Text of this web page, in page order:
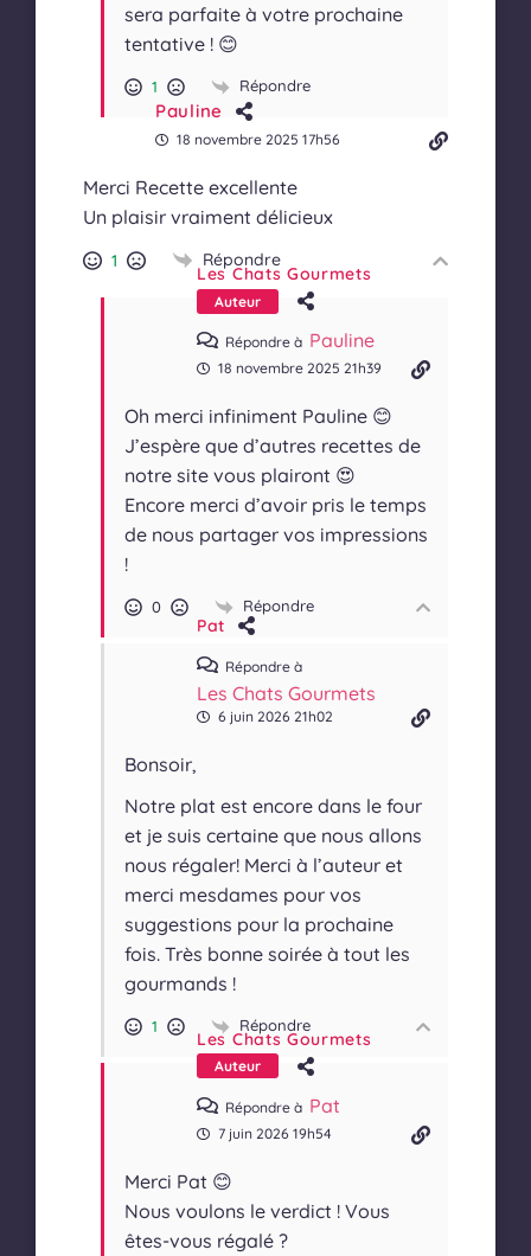
sera parfaite à votre prochaine
tentative ! 😊
1 Répondre
Pauline
18 novembre 2025 17h56
Merci Recette excellente
Un plaisir vraiment délicieux
1 Répondre
Les Chats Gourmets
Auteur
Répondre à Pauline
18 novembre 2025 21h39
Oh merci infiniment Pauline 😊
J’espère que d’autres recettes de
notre site vous plairont 😍
Encore merci d’avoir pris le temps
de nous partager vos impressions
!
0 Répondre
Pat
Répondre à
Les Chats Gourmets
6 juin 2026 21h02
Bonsoir,
Notre plat est encore dans le four
et je suis certaine que nous allons
nous régaler! Merci à l’auteur et
merci mesdames pour vos
suggestions pour la prochaine
fois. Très bonne soirée à tout les
gourmands !
1 Répondre
Les Chats Gourmets
Auteur
Répondre à Pat
7 juin 2026 19h54
Merci Pat 😊
Nous voulons le verdict ! Vous
êtes-vous régalé ?